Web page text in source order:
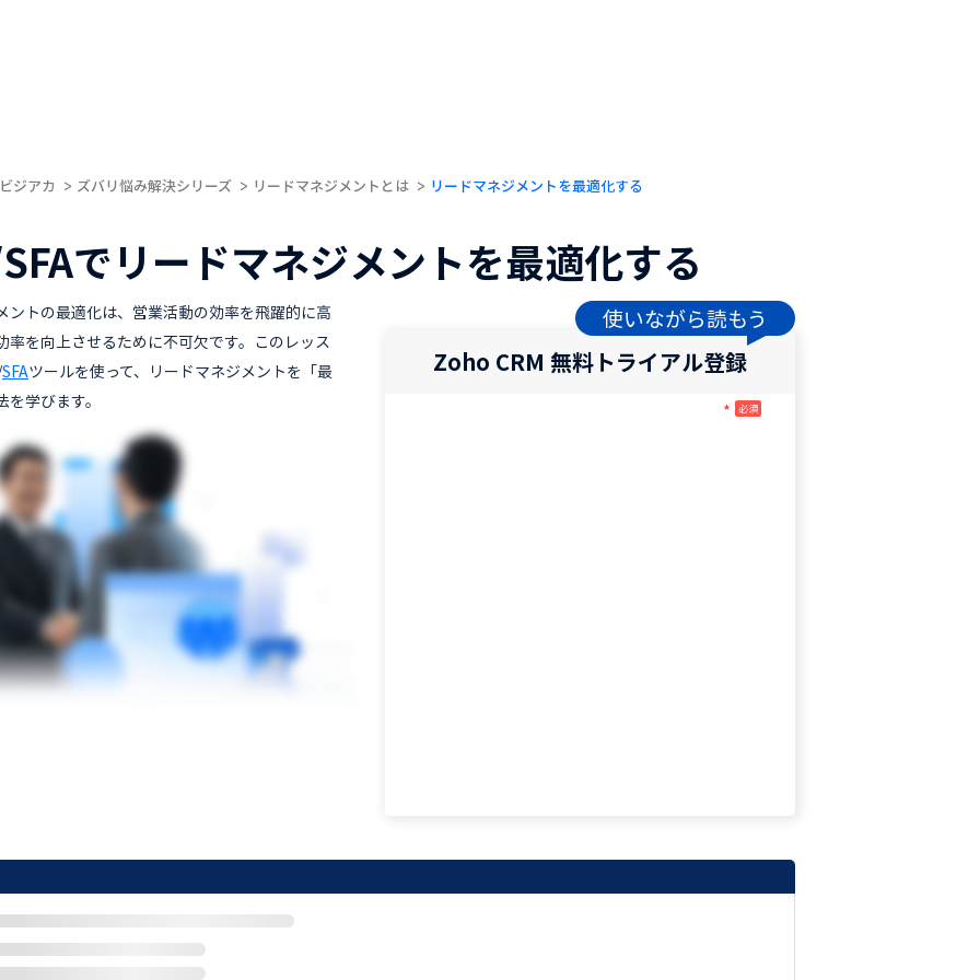
ビジアカ ズバリ悩み解決シリーズ リードマネジメントとは リードマネジメントを最適化する
でリードマネジメントを最適化する
ントの最適化は、営業活動の効率を飛躍的に高
率を向上させるために不可欠です。このレッス
SFAツールを使って、リードマネジメントを「最
学びます。
Zoho CRM 無料トライアル登録
使いながら読もう
* 必須